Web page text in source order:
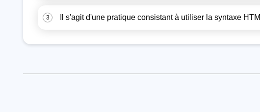
3 Il s'agit d'une pratique consistant à utiliser la syntaxe